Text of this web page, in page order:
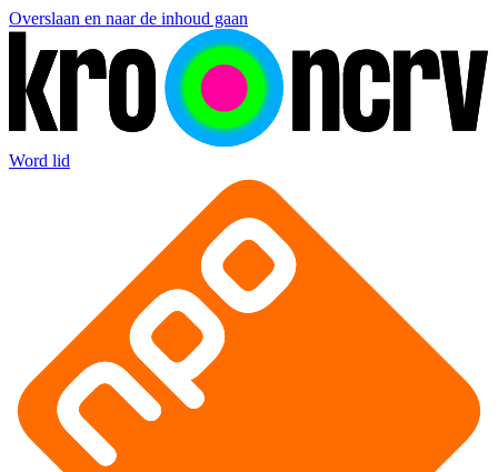
Overslaan en naar de inhoud gaan
Word lid